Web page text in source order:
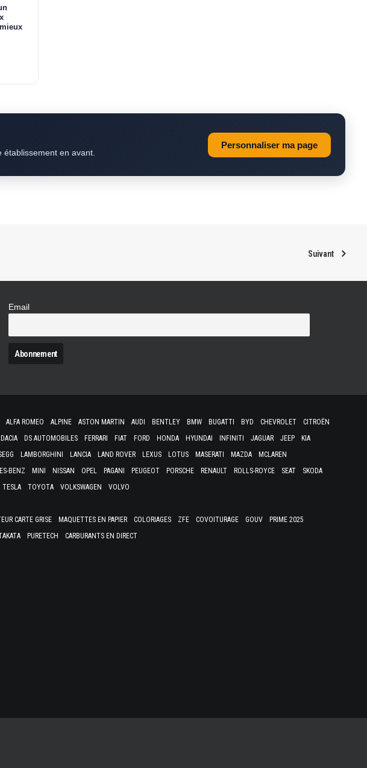
en avant.
Personnaliser ma page
Suivant
Email
ALFA ROMEO ALPINE ASTON MARTIN AUDI BENTLEY BMW BUGATTI BYD CHEVROLET
CITROËN
DACIA DS AUTOMOBILES FERRARI FIAT FORD HONDA HYUNDAI INFINITI JAGUAR JEEP
KIA
LAMBORGHINI LANCIA LAND ROVER LEXUS LOTUS MASERATI MAZDA
MCLAREN
BENZ
MINI NISSAN OPEL PAGANI PEUGEOT PORSCHE RENAULT ROLLS-ROYCE SEAT
SKODA
TESLA TOYOTA VOLKSWAGEN VOLVO
CARTE GRISE MAQUETTES EN PAPIER COLORIAGES ZFE COVOITURAGE GOUV
PRIME 2025
PURETECH CARBURANTS EN DIRECT